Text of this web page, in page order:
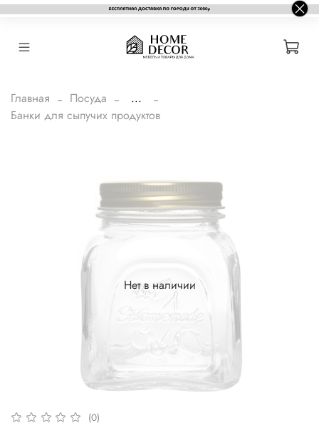
Главная Посуда
...
Банки для сыпучих продуктов
Нет в наличии
(0)